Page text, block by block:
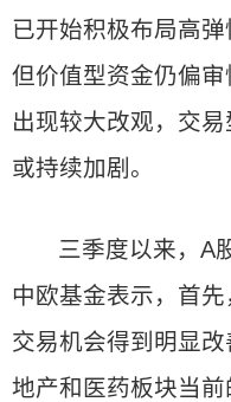
已开始积极布局高弹
但价值型资金仍偏
出现较大改观，交
或持续加剧。
三季度以来，A
中欧基金表示，首
交易机会得到明显
地产和医药板块当